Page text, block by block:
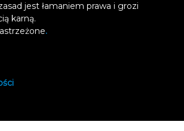
jest łamaniem prawa i grozi
karną.
.